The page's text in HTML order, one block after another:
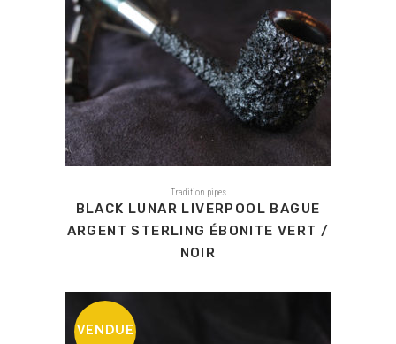
Tradition pipes
BLACK LUNAR LIVERPOOL BAGUE
ARGENT STERLING ÉBONITE VERT /
NOIR
VENDUE